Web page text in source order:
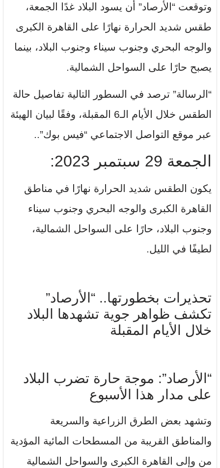
وتوقعت “الأرصاد” أن يسود البلاد غدًا الجمعة،
طقس شديد الحرارة نهارًا على القاهرة الكبرى
والوجه البحري وجنوب سيناء وجنوب البلاد، بينما
يصبح حارًا على السواحل الشمالية.
“الرسالة” ترصد في السطور التالية تفاصيل حالة
الطقس خلال الأيام الـ6 المقبلة، وفقًا لبيان الهيئة
عبر موقع التواصل الاجتماعي “فيس بوك”..
الجمعة 29 سبتمبر 2023:
يكون الطقس شديد الحرارة نهارًا في مناطق
القاهرة الكبرى والوجه البحري وجنوب سيناء
وجنوب البلاد، حارًا على السواحل الشمالية،
لطيفًا في الليل.
تحذيرات بخطورتها.. “الأرصاد”
تكشف ظواهر جوية تشهدها البلاد
خلال الأيام المقبلة
“الأرصاد”: موجة حارة تضرب البلاد
على مدار هذا الأسبوع
وتشهد بعض الطرق الزراعية والسريعة
والمناطق القريبة من المسطحات المائية المؤدية
من وإلى القاهرة الكبرى والسواحل الشمالية